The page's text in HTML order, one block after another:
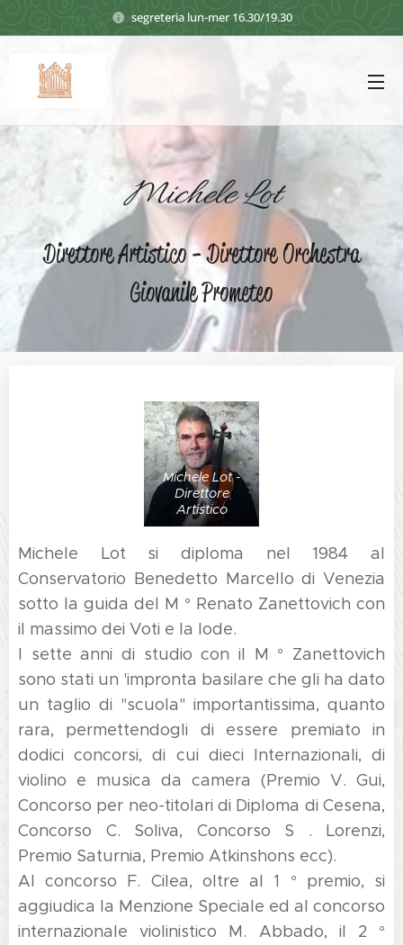
segreteria lun-mer 16.30/19.30
Michele Lot
Direttore Artistico - Direttore Orchestra
Giovanile Prometeo
Michele Lot -
Direttore
Artistico
Michele Lot si diploma nel 1984 al
Conservatorio Benedetto Marcello di Venezia
sotto la guida del M ° Renato Zanettovich con
il massimo dei Voti e la lode.
I sette anni di studio con il M ° Zanettovich
sono stati un 'impronta basilare che gli ha dato
un taglio di "scuola" importantissima, quanto
rara, permettendogli di essere premiato in
dodici concorsi, di cui dieci Internazionali, di
violino e musica da camera (Premio V. Gui,
Concorso per neo-titolari di Diploma di Cesena,
Concorso C. Soliva, Concorso S . Lorenzi,
Premio Saturnia, Premio Atkinshons ecc).
Al concorso F. Cilea, oltre al 1 ° premio, si
aggiudica la Menzione Speciale ed al concorso
internazionale violinistico M. Abbado, il 2 °